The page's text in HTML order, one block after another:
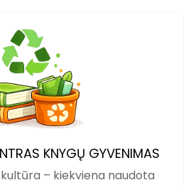
KNYGŲ GYVENIMAS
– kiekviena naudota